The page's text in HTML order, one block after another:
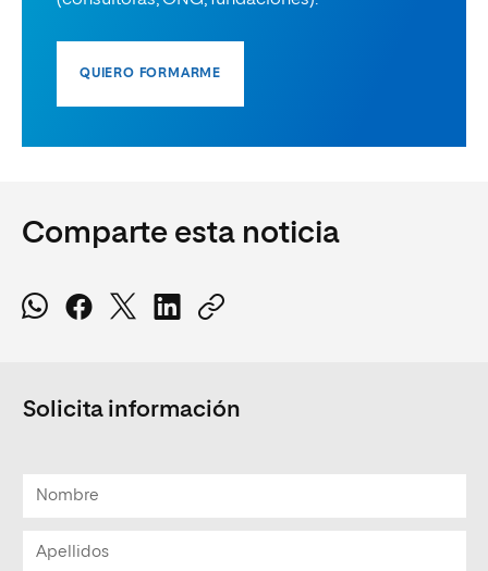
QUIERO FORMARME
Comparte esta noticia
Solicita información